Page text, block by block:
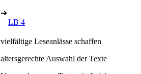
➔
LB 4
vielfältige Leseanlässe schaffen
altersgerechte Auswahl der Texte